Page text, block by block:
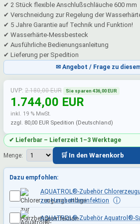
✔ 2 Stück flexible Anschlußschläuche 600 mm
✔ Verschneidung zur Regelung der
✔ 5 Jahre Garantie auf Technik und Funktion!
✔ Wasserhärte-Messbesteck
✔ Ausführliche Bedienungsanleitung
✔ Lieferung per Spedition
✉ Angebot / Frage zu
UVP: 2.180,00 EUR Sie sparen 436,00 EUR
1.744,00 EUR
inkl. 19 % MwSt.
zzgl. 80,00 EUR Spedition (Deutschland)
✔ Lieferbar – Lieferzeit 1–3 Werktage
Menge: 🛒 In den Warenkorb
Dazu empfohlen:
AQUATROL®-Zubehör
zur Harzbettdesinfektion
ⓘ
AQUATROL®-Zubehör Aquatrol®-